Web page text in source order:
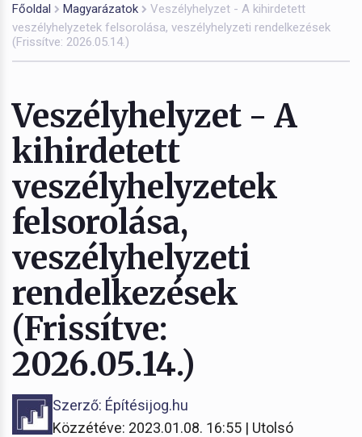
Főoldal Magyarázatok
Veszélyhelyzet - A kihirdetett
veszélyhelyzetek felsorolása, veszélyhelyzeti rendelkezések
(Frissítve: 2026.05.14.)
Veszélyhelyzet - A
kihirdetett
veszélyhelyzetek
felsorolása,
veszélyhelyzeti
rendelkezések
(Frissítve:
2026.05.14.)
Szerző: Építésijog.hu
Közzétéve: 2023.01.08. 16:55 | Utolsó